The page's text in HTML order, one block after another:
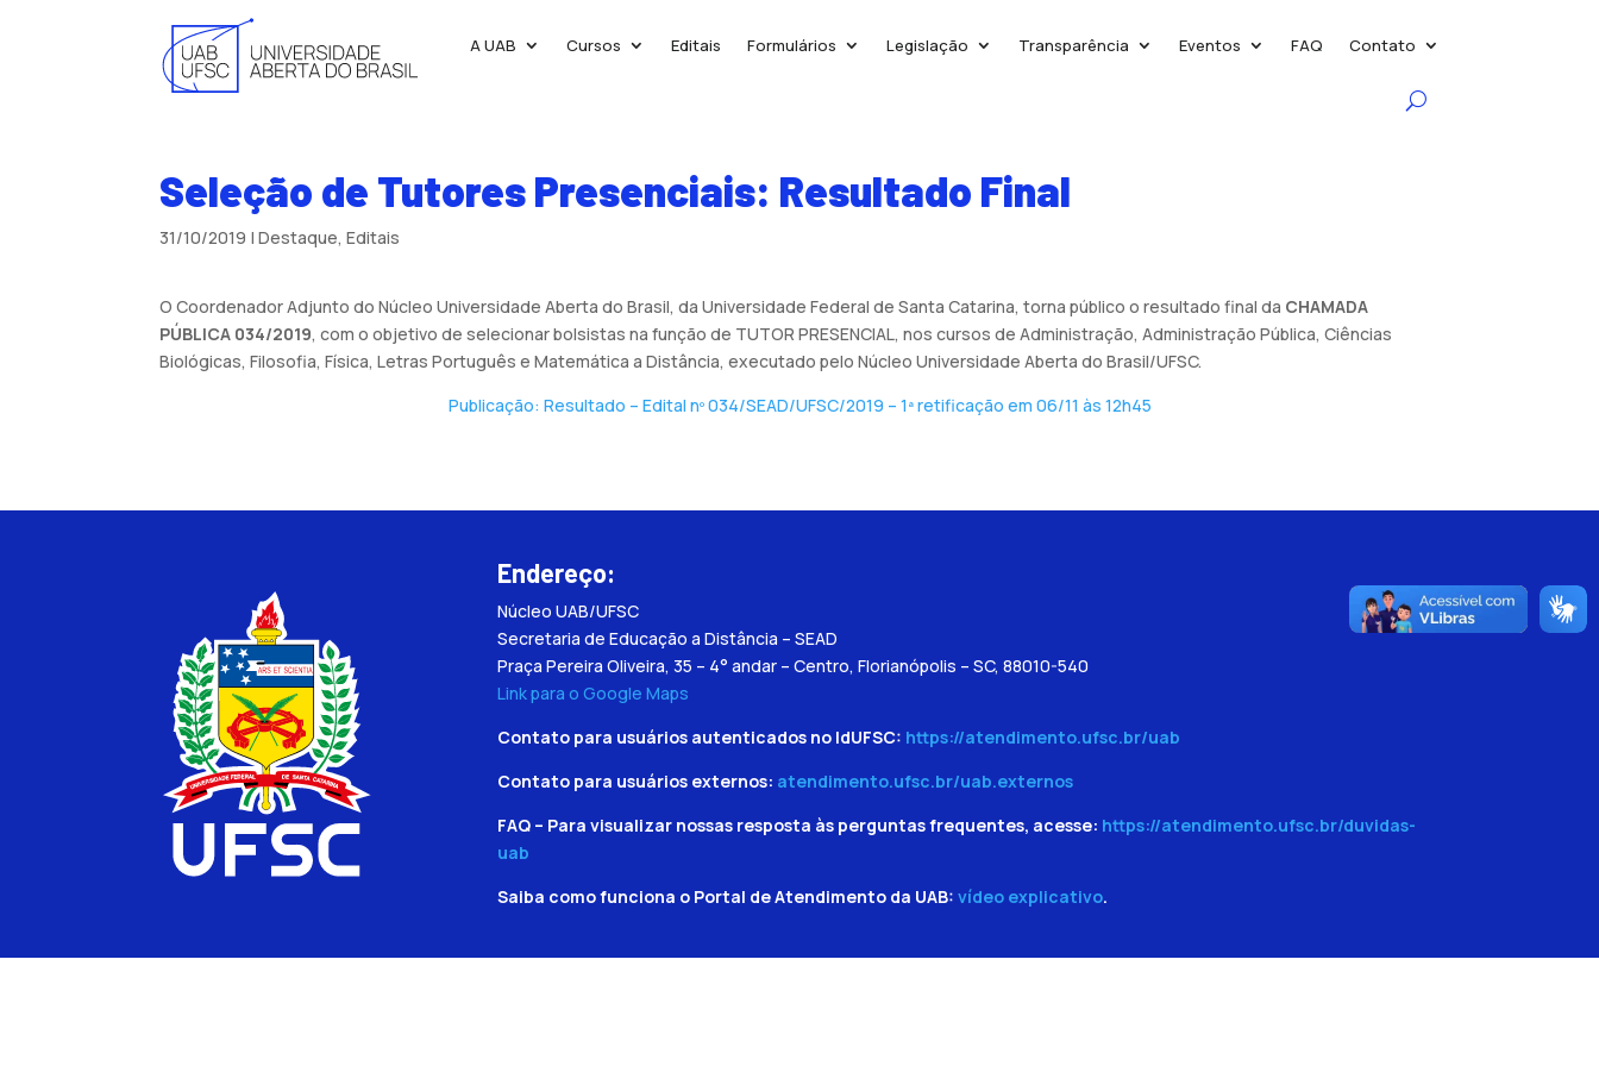
A UAB Cursos Editais Formulários Legislação Transparência Eventos FAQ Contato
Seleção de Tutores Presenciais: Resultado Final
31/10/2019 |Destaque,Editais
O Coordenador Adjunto do Núcleo Universidade Aberta do Brasil, da Universidade Federal de Santa Catarina, torna público o resultado final da CHAMADA
PÚBLICA 034/2019, com o objetivo de selecionar bolsistas na função de TUTOR PRESENCIAL, nos cursos de Administração, Administração Pública, Ciências
Biológicas, Filosofia, Física, Letras Português e Matemática a Distância, executado pelo Núcleo Universidade Aberta do Brasil/UFSC.
Publicação: Resultado – Edital nº 034/SEAD/UFSC/2019 – 1ª retificação em 06/11 às 12h45
Endereço:
Núcleo UAB/UFSC
Secretaria de Educação a Distância – SEAD
Praça Pereira Oliveira, 35 – 4° andar – Centro, Florianópolis – SC, 88010-540
Link para o Google Maps
Contato para usuários autenticados no IdUFSC: https://atendimento.ufsc.br/uab
Contato para usuários externos: atendimento.ufsc.br/uab.externos
FAQ – Para visualizar nossas resposta às perguntas frequentes, acesse: https://atendimento.ufsc.br/duvidas-
uab
Saiba como funciona o Portal de Atendimento da UAB: vídeo explicativo.